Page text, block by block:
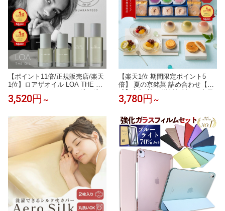
【ポイント11倍/正規販売店/楽天
1位】ロアザオイル LOA THE OIL
100ml 30mL ヘアオイル 洗い流さ
ないトリートメント ヘアケア ギ
リスモークティー ジャスミンド
レ シトラスベール ラテローズ ミ
スティックウッド ペアブランシ
ュ ノワール
3,520円 ～
【楽天1位 期間限定ポイント5
倍】 夏の京銘菓 詰め合わせ【公
式】京都 鼓月 送料無料 / お中元
中元 和菓子 京都 老舗 最強配送
手土産 お土産 帰省 初盆 盆 お盆
夏 内祝 お見舞い 出産 結婚祝い
ギフト 高級 贈り物 お供
3,780円 ～